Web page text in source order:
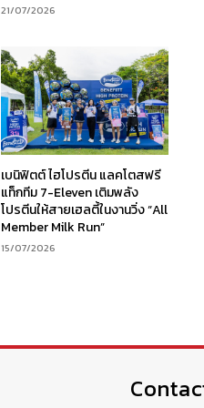
21/07/2026
เบนิฟิตต์ ไฮโปรตีน แลคโตสฟรี
แท็กทีม 7-Eleven เติมพลัง
โปรตีนให้สายเฮลตี้ในงานวิ่ง “All
Member Milk Run”
15/07/2026